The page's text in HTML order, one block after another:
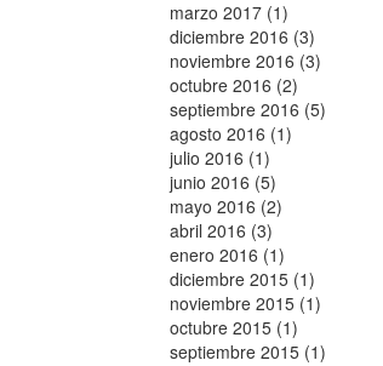
marzo 2017 (1)
diciembre 2016 (3)
noviembre 2016 (3)
octubre 2016 (2)
septiembre 2016 (5)
agosto 2016 (1)
julio 2016 (1)
junio 2016 (5)
mayo 2016 (2)
abril 2016 (3)
enero 2016 (1)
diciembre 2015 (1)
noviembre 2015 (1)
octubre 2015 (1)
septiembre 2015 (1)